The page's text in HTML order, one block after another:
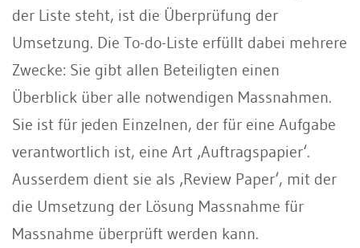
der Liste steht, ist die Überprüfung der
Umsetzung. Die To-do-Liste erfüllt dabei mehrere
Zwecke: Sie gibt allen Beteiligten einen
Überblick über alle notwendigen Massnahmen.
Sie ist für jeden Einzelnen, der für eine Aufgabe
verantwortlich ist, eine Art ‚Auftragspapier‘.
Ausserdem dient sie als ‚Review Paper‘, mit der
die Umsetzung der Lösung Massnahme für
Massnahme überprüft werden kann.